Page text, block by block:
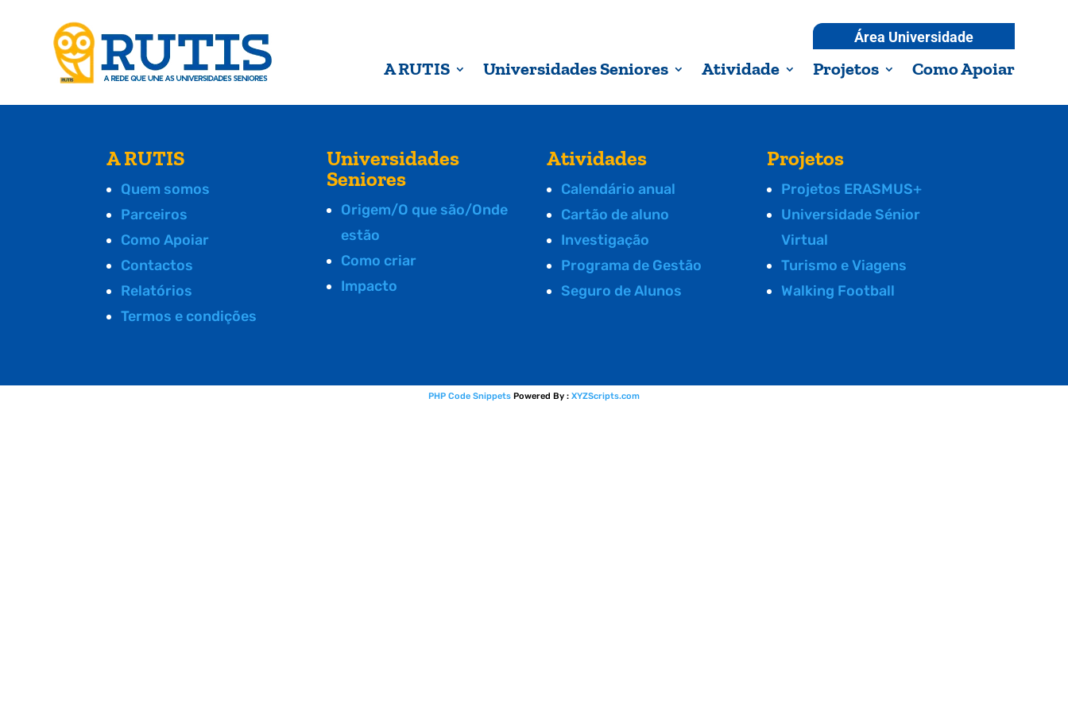
Área Universidade
A RUTIS Universidades Seniores Atividade Projetos Como Apoiar
A RUTIS
Quem somos
Parceiros
Como Apoiar
Contactos
Relatórios
Termos e condições
Universidades
Seniores
Origem/O que são/Onde
estão
Como criar
Impacto
Atividades
Calendário anual
Cartão de aluno
Investigação
Programa de Gestão
Seguro de Alunos
Projetos
Projetos ERASMUS+
Universidade Sénior
Virtual
Turismo e Viagens
Walking Football
PHP Code Snippets Powered By : XYZScripts.com